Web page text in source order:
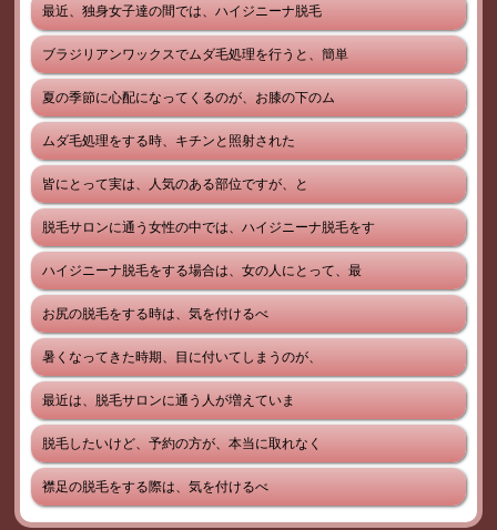
最近、独身女子達の間では、ハイジニーナ脱毛
ブラジリアンワックスでムダ毛処理を行うと、簡単
夏の季節に心配になってくるのが、お膝の下のム
ムダ毛処理をする時、キチンと照射された
皆にとって実は、人気のある部位ですが、と
脱毛サロンに通う女性の中では、ハイジニーナ脱毛をす
ハイジニーナ脱毛をする場合は、女の人にとって、最
お尻の脱毛をする時は、気を付けるべ
暑くなってきた時期、目に付いてしまうのが、
最近は、脱毛サロンに通う人が増えていま
脱毛したいけど、予約の方が、本当に取れなく
襟足の脱毛をする際は、気を付けるべ